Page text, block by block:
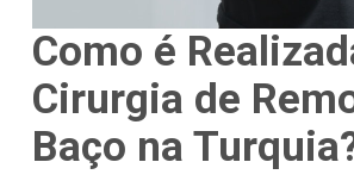
Como é
Cirurgia de
Baço na